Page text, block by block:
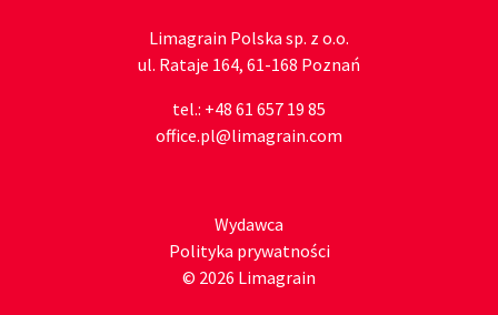
Limagrain Polska sp. z o.o.
ul. Rataje 164, 61-168 Poznań
tel.: +48 61 657 19 85
office.pl@limagrain.com
Wydawca
Polityka prywatności
© 2026 Limagrain